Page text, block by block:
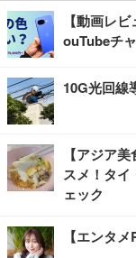
【動画レ
ouTubeチ
10G光回線
【アジア
スメ！タ
ェック
【エンタ